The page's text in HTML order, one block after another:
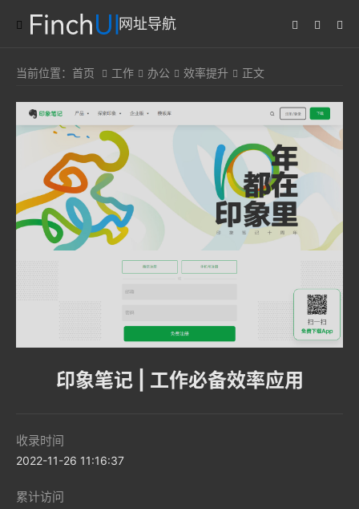
网址导航
当前位置： 首页 工作 办公 效率提升 正文
印象笔记 | 工作必备效率应用
收录时间
2022-11-26 11:16:37
累计访问